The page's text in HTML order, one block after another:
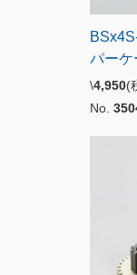
パーケ
\4,950(
No.